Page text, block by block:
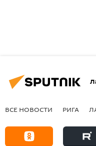
ВСЕ НОВОСТИ РИГА